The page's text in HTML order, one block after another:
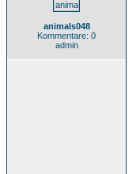
animals048
Kommentare: 0
admin